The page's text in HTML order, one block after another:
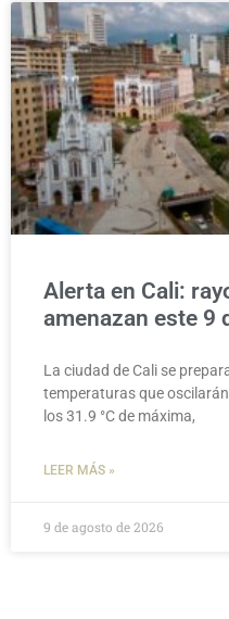
Alerta en Cali:
amenazan este 9
La ciudad de Cali se
temperaturas que
los 31.9 °C de máxima,
LEER MÁS »
9 de agosto de 2026